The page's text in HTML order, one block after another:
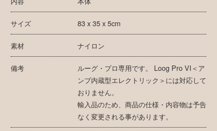
サイズ 83 x 35 x 5cm
素材 ナイロン
備考
ルーグ・プロ専用です。 Loog Pro VI＜ア
ンプ内蔵型エレクトリック＞には対応して
おりません。
輸入品のため、商品の仕様・内容物は予告
なく変更される事があります。